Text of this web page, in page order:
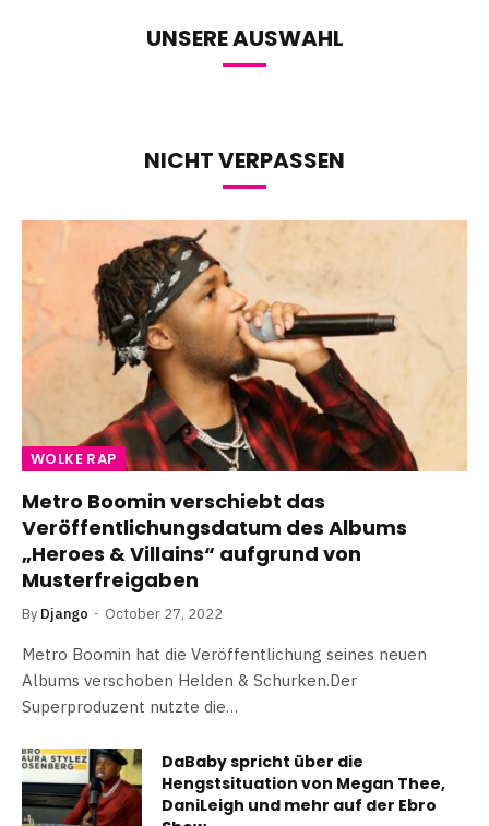
UNSERE AUSWAHL
NICHT VERPASSEN
WOLKE RAP
Metro Boomin verschiebt das
Veröffentlichungsdatum des Albums
„Heroes & Villains“ aufgrund von
Musterfreigaben
By Django October 27, 2022
Metro Boomin hat die Veröffentlichung seines neuen
Albums verschoben Helden & Schurken.Der
Superproduzent nutzte die…
DaBaby spricht über die
Hengstsituation von Megan Thee,
DaniLeigh und mehr auf der Ebro